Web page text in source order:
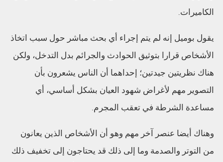
الكاميرات.
يقول بوميل إنه لم يتم إجراء أي بحث مباشر حول سبب اتخاذ
الأشخاص قرارا بتوثيق الحوادث والجرائم بدل التدخل، ولكن
هناك نظريتين جيدتين؛ إحداهما أن الناس يشعرون بأن
التصوير مهم لأغراض شهود العيان بشكل أساسي، أي
مساعدة الشرطة في تعقب المجرم.
وهناك أيضا عنصر آخر مهم وهو أن الأشخاص الذين يعانون
من التوتر والصدمة وما إلى ذلك قد يحتاجون إلى تخفيف ذلك